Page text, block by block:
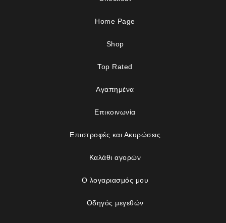
Home Page
Shop
Top Rated
Αγαπημένα
Επικοινωνία
Επιστροφές και Ακυρώσεις
Καλάθι αγορών
Ο λογαριασμός μου
Οδηγός μεγεθών